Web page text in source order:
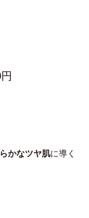
円
かなツヤ肌に導く